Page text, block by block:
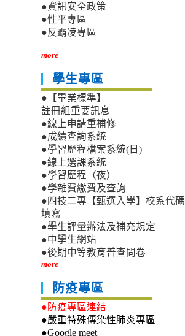
●資訊安全政策
●性平專區
●反霸凌專區
more
學生專區
●【畢業標準】
註冊組重要訊息
●線上申請重補修
●成績查詢系統
●學習歷程檔案系統(日)
●線上選課系統
●學習歷程（夜）
●學雜費繳費及查詢
●四技二專【甄選入學】校系代碼
填寫
●學生評量辦法及補充規定
●中學生網站
●後期中等教育普查問卷
more
防疫專區
●防疫專區連結
●嚴重特殊傳染性肺炎專區
●Google meet